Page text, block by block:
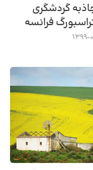
جاذبه گردشگری
فرانسه
1399-